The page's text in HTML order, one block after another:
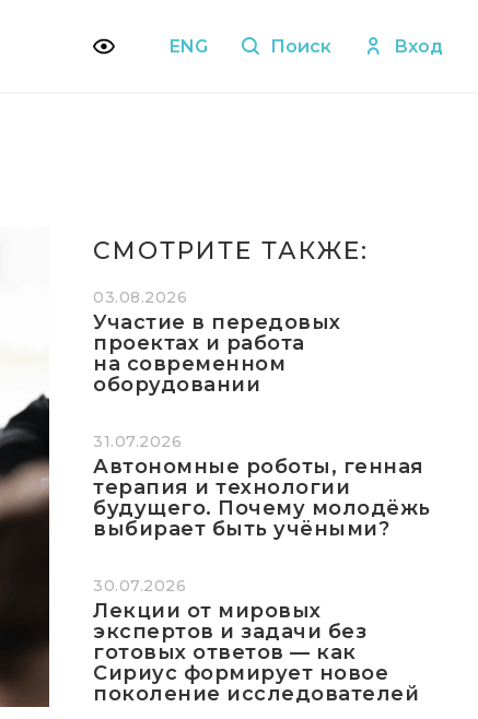
ENG Поиск Вход
СМОТРИТЕ ТАКЖЕ:
03.08.2026
Участие в передовых
проектах и работа
на современном
оборудовании
31.07.2026
Автономные роботы, генная
терапия и технологии
будущего. Почему молодёжь
выбирает быть учёными?
30.07.2026
Лекции от мировых
экспертов и задачи без
готовых ответов — как
Сириус формирует новое
поколение исследователей